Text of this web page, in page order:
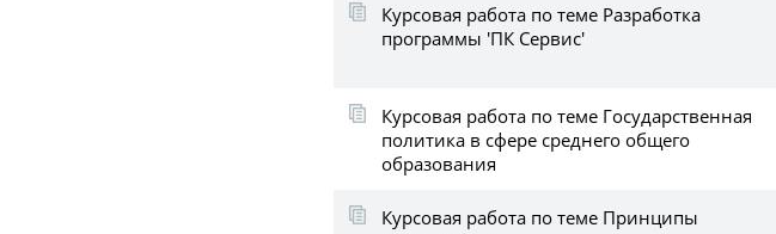
Курсовая работа по теме Разработка
программы 'ПК Сервис'
Курсовая работа по теме Государственная
политика в сфере среднего общего
образования
Курсовая работа по теме Принципы